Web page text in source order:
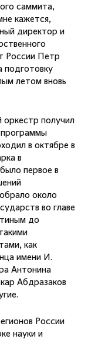
саммита,
кажется,
директор и
России Петр
летом вновь
оркестр получил
программы
в октябре в
в
первое в
около
во главе
до
как
имени И.
Антонина
Абдразаков
России
науки и